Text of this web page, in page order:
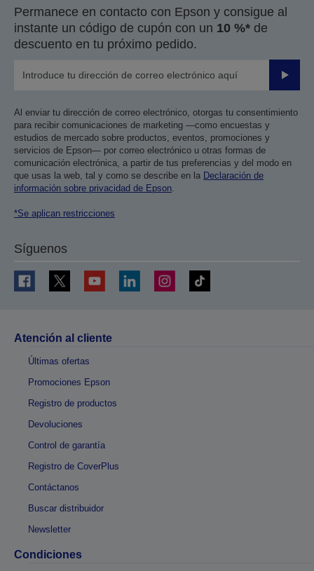
Permanece en contacto con Epson y consigue al
instante un código de cupón con un 10 %* de
descuento en tu próximo pedido.
Enviar
Al enviar tu dirección de correo electrónico, otorgas tu consentimiento
para recibir comunicaciones de marketing —como encuestas y
estudios de mercado sobre productos, eventos, promociones y
servicios de Epson— por correo electrónico u otras formas de
comunicación electrónica, a partir de tus preferencias y del modo en
que usas la web, tal y como se describe en la Declaración de
información sobre privacidad de Epson.
*Se aplican restricciones
Síguenos
Atención al cliente
Últimas ofertas
Promociones Epson
Registro de productos
Devoluciones
Control de garantía
Registro de CoverPlus
Contáctanos
Buscar distribuidor
Newsletter
Condiciones